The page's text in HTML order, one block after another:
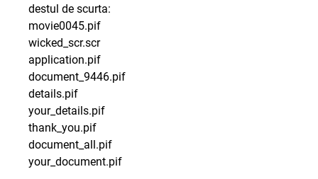
destul de scurta:
movie0045.pif
wicked_scr.scr
application.pif
document_9446.pif
details.pif
your_details.pif
thank_you.pif
document_all.pif
your_document.pif